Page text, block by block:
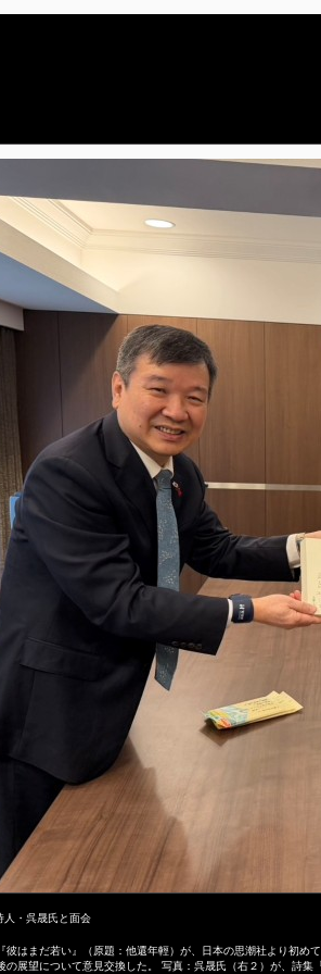
・呉晟氏と面会
はまだ若い』（原題：他還年輕）が、日本の思潮社より初
展望について意見交換した。 写真：呉晟氏（右２）が、詩集